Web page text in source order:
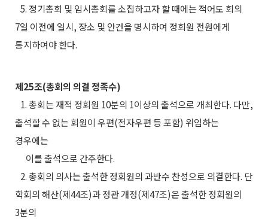
5. 정기총회 및 임시총회를 소집하고자 할 때에는 적어도 회의
7일 이전에 일시, 장소 및 안건을 명시하여 정회원 전원에게
통지하여야 한다.
제25조(총회의 의결 정족수)
1. 총회는 재적 정회원 10분의 1이상의 출석으로 개최한다. 다만,
출석할 수 없는 회원이 우편(전자우편 등 포함) 위임하는
경우에는
이를 출석으로 간주한다.
2. 총회의 의사는 출석한 정회원의 과반수 찬성으로 의결한다. 단
학회의 해산(제44조)과 정관 개정(제47조)은 출석한 정회원의
3분의